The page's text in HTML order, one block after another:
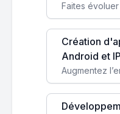
Création
Android et